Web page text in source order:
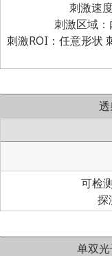
刺激速
刺激区域
刺激ROI：任意形状
透
可检
探
单双光